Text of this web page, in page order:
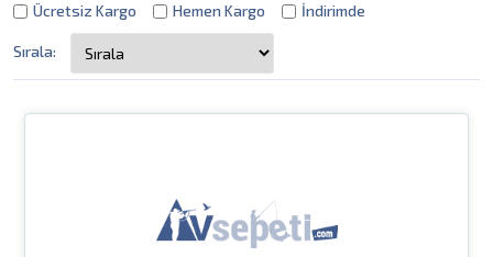
Ücretsiz Kargo Hemen Kargo İndirimde
Sırala: